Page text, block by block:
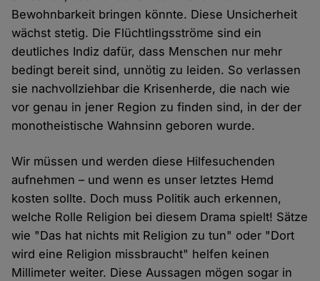
Bewohnbarkeit bringen könnte. Diese Unsicherheit
wächst stetig. Die Flüchtlingsströme sind ein
deutliches Indiz dafür, dass Menschen nur mehr
bedingt bereit sind, unnötig zu leiden. So verlassen
sie nachvollziehbar die Krisenherde, die nach wie
vor genau in jener Region zu finden sind, in der der
monotheistische Wahnsinn geboren wurde.
Wir müssen und werden diese Hilfesuchenden
aufnehmen – und wenn es unser letztes Hemd
kosten sollte. Doch muss Politik auch erkennen,
welche Rolle Religion bei diesem Drama spielt! Sätze
wie "Das hat nichts mit Religion zu tun" oder "Dort
wird eine Religion missbraucht" helfen keinen
Millimeter weiter. Diese Aussagen mögen sogar in